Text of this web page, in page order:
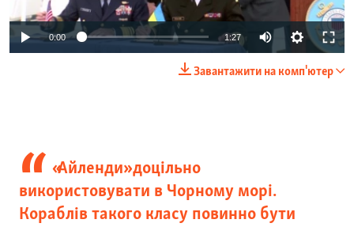
0:00 1:27
Завантажити на комп'ютер
«Айленди» доцільно
використовувати в Чорному морі.
Кораблів такого класу повинно бути